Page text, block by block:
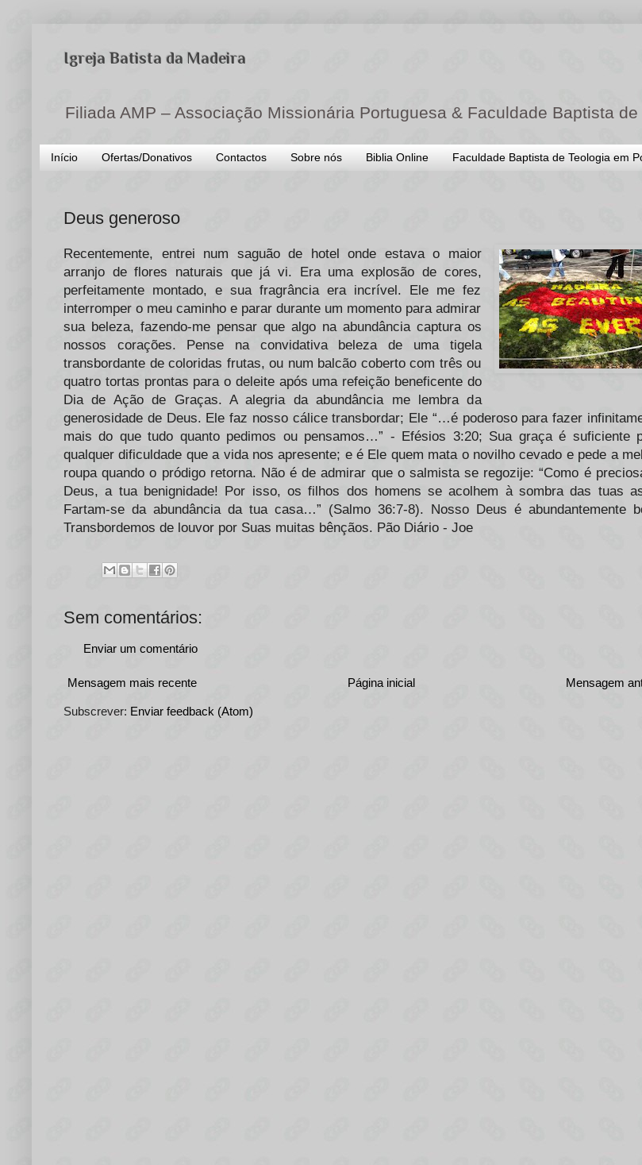
Igreja Batista da Madeira
Filiada AMP – Associação Missionária Portuguesa & Faculdade Baptista de
Início Ofertas/Donativos Contactos Sobre nós Biblia Online Faculdade Baptista de Teologia em
Deus generoso
Recentemente, entrei num saguão de hotel onde estava o maior
arranjo de flores naturais que já vi. Era uma explosão de cores,
perfeitamente montado, e sua fragrância era incrível. Ele me fez
interromper o meu caminho e parar durante um momento para admirar
sua beleza, fazendo-me pensar que algo na abundância captura os
nossos corações. Pense na convidativa beleza de uma tigela
transbordante de coloridas frutas, ou num balcão coberto com três ou
quatro tortas prontas para o deleite após uma refeição beneficente do
Dia de Ação de Graças. A alegria da abundância me lembra da
generosidade de Deus. Ele faz nosso cálice transbordar; Ele “…é poderoso para fazer
mais do que tudo quanto pedimos ou pensamos…” - Efésios 3:20; Sua graça é suficiente
qualquer dificuldade que a vida nos apresente; e é Ele quem mata o novilho cevado e pede a
roupa quando o pródigo retorna. Não é de admirar que o salmista se regozije: “Como é
Deus, a tua benignidade! Por isso, os filhos dos homens se acolhem à sombra das tuas
Fartam-se da abundância da tua casa…” (Salmo 36:7-8). Nosso Deus é abundantemente
Transbordemos de louvor por Suas muitas bênçãos. Pão Diário - Joe
Sem comentários:
Enviar um comentário
Mensagem mais recente Mensagem
Página inicial
Subscrever: Enviar feedback (Atom)